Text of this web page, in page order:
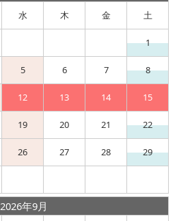
水 木 金 土
1
5 6 7 8
12 13 14 15
19 20 21 22
26 27 28 29
2026年9月